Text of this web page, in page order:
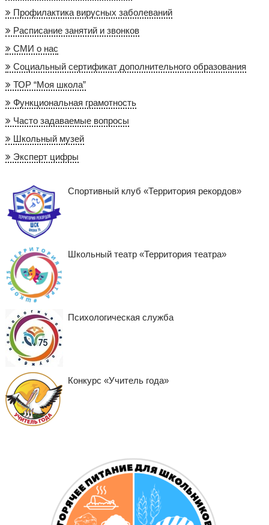
Профилактика вирусных заболеваний
Расписание занятий и звонков
СМИ о нас
Социальный сертификат дополнительного образования
ТОР “Моя школа”
Функциональная грамотность
Часто задаваемые вопросы
Школьный музей
Эксперт цифры
Спортивный клуб «Территория рекордов»
Школьный театр «Территория театра»
Психологическая служба
Конкурс «Учитель года»